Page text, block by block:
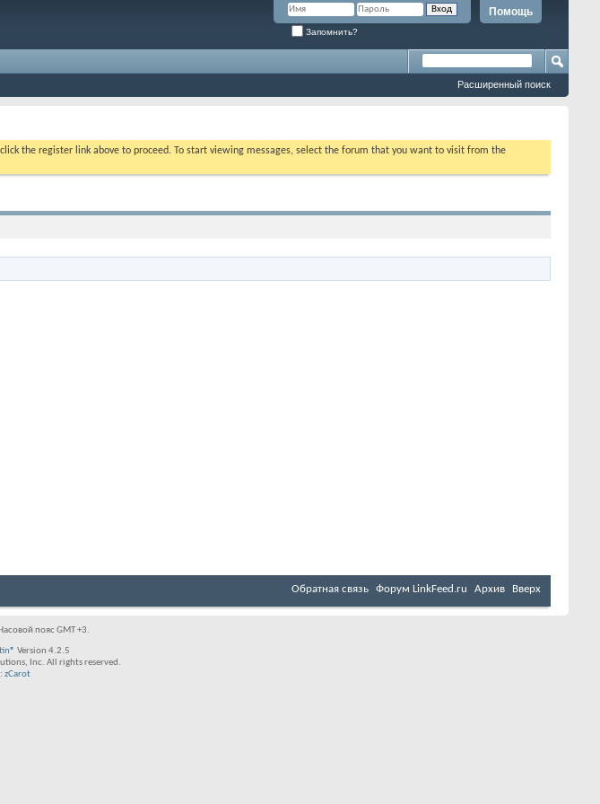
Помощь
Запомнить?
Расширенный поиск
the register link above to proceed. To start viewing messages, select the forum that you want to visit from the
Обратная связь Форум LinkFeed.ru Архив Вверх
пояс GMT +3.
Version 4.2.5
Inc. All rights reserved.
zCarot